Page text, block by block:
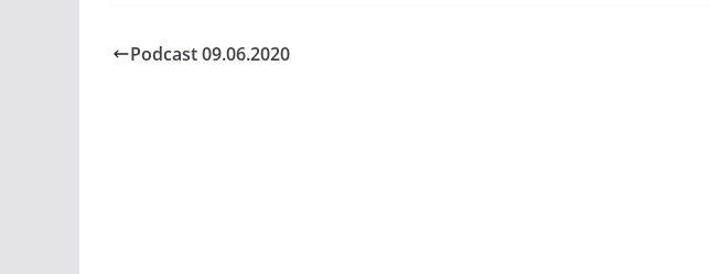
Podcast 09.06.2020